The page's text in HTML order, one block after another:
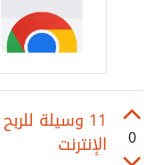
0
11 وسيلة
الإنترنت